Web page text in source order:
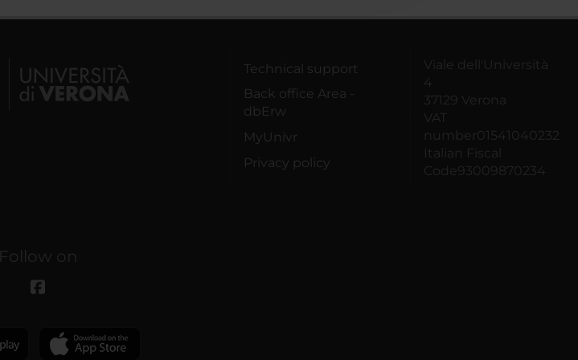
Technical support
Back office Area -
dbErw
MyUnivr
Privacy policy
Viale dell'Università
4
37129 Verona
VAT
number01541040232
Italian Fiscal
Code93009870234
Follow on